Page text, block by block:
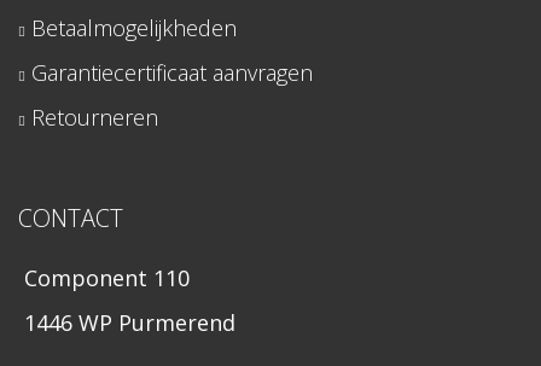
Betaalmogelijkheden
Garantiecertificaat aanvragen
Retourneren
CONTACT
Component 110
1446 WP Purmerend